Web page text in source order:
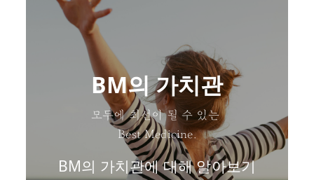
BM의 가치관
모두에 최선이 될 수 있는
Best Medicine.
BM의 가치관에 대해 알아보기